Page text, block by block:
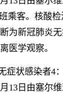
乘客。核酸
为新冠肺炎
医学观察。
状感染者4：
13日由塞尔